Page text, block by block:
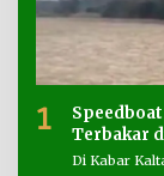
1
Terbakar
Di Kabar